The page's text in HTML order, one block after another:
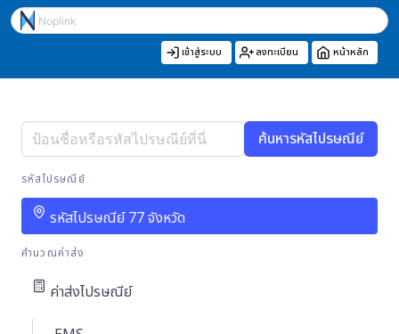
เข้าสู่ระบบ ลงทะเบียน หน้าหลัก
ค้นหารหัสไปรษณีย์
รหัสไปรษณีย์
รหัสไปรษณีย์ 77 จังหวัด
คำนวณค่าส่ง
ค่าส่งไปรษณีย์